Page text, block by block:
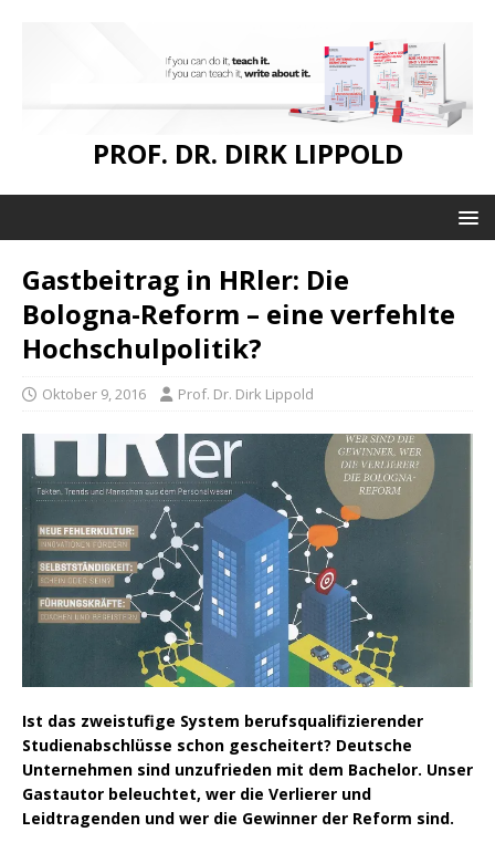
PROF. DR. DIRK LIPPOLD
Gastbeitrag in HRler: Die
Bologna-Reform – eine verfehlte
Hochschulpolitik?
Oktober 9, 2016 Prof. Dr. Dirk Lippold
Ist das zweistufige System berufsqualifizierender
Studienabschlüsse schon gescheitert? Deutsche
Unternehmen sind unzufrieden mit dem Bachelor. Unser
Gastautor beleuchtet, wer die Verlierer und
Leidtragenden und wer die Gewinner der Reform sind.